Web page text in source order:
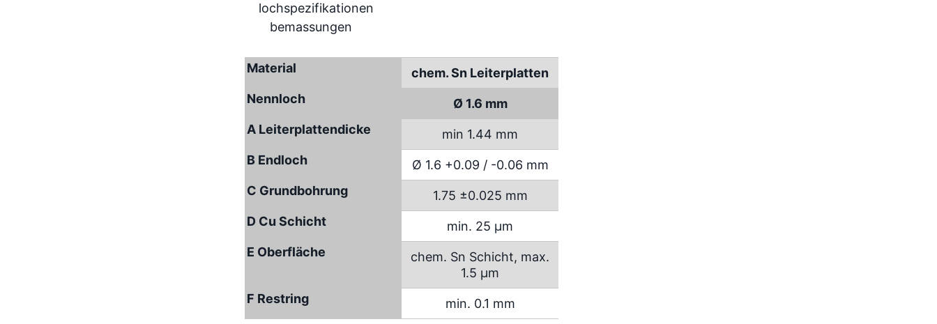
Material
chem. Sn Leiterplatten
Nennloch
Ø 1.6 mm
A Leiterplattendicke
min 1.44 mm
B Endloch
Ø 1.6 +0.09 / -0.06 mm
C Grundbohrung
1.75 ±0.025 mm
D Cu Schicht
min. 25 µm
E Oberfläche
chem. Sn Schicht, max.
1.5 µm
F Restring
min. 0.1 mm